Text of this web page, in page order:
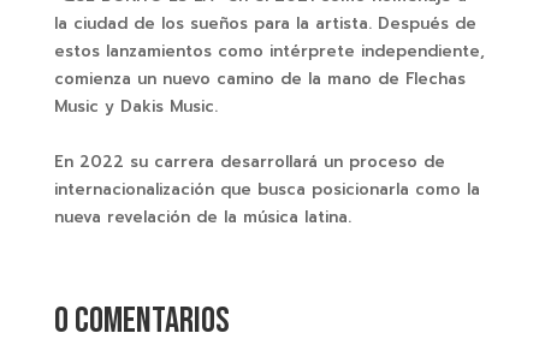
la ciudad de los sueños para la artista. Después de
estos lanzamientos como intérprete independiente,
comienza un nuevo camino de la mano de Flechas
Music y Dakis Music.
En 2022 su carrera desarrollará un proceso de
internacionalización que busca posicionarla como la
nueva revelación de la música latina.
0 comentarios